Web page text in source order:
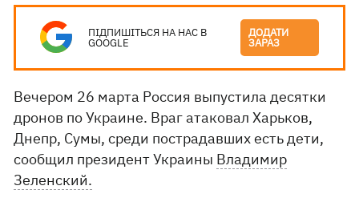
ПІДПИШІТЬСЯ НА НАС В
GOOGLE
ДОДАТИ
ЗАРАЗ
Вечером 26 марта Россия выпустила десятки
дронов по Украине. Враг атаковал Харьков,
Днепр, Сумы, среди пострадавших есть дети,
сообщил президент Украины Владимир
Зеленский.